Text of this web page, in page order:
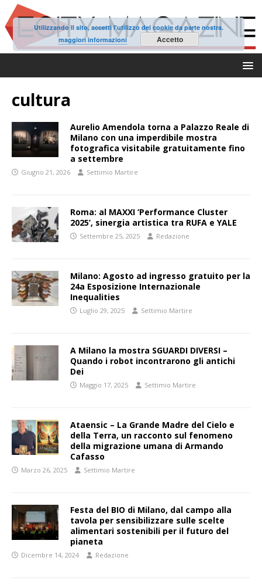
cultura
Aurelio Amendola torna a Palazzo Reale di
Milano con una imperdibile mostra
fotografica visitabile gratuitamente fino
a settembre
Giugno 21, 2026 Settimio Martire
Roma: al MAXXI ‘Performance Cluster
2025’, sinergia artistica tra RUFA e YALE
Settembre 25, 2025 Redazione
Milano: Agosto ad ingresso gratuito per la
24a Esposizione Internazionale
Inequalities
Luglio 29, 2025 Settimio Martire
A Milano la mostra SGUARDI DIVERSI –
Quando i robot incontrarono gli antichi
Dei
Maggio 17, 2025 Settimio Martire
Ataensic – La Grande Madre del Cielo e
della Terra, un racconto sul fenomeno
della migrazione umana di Armando
Cafasso
Marzo 26, 2025 Settimio Martire
Festa del BIO di Milano, dal campo alla
tavola per sensibilizzare sulle scelte
alimentari sostenibili per il futuro del
pianeta
Dicembre 14, 2024 Redazione
Utilizzando il sito, accetti l'utilizzo dei cookie da parte nostra.
maggiori informazioni
Accetto